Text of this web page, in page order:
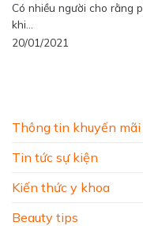
Thông tin khuyến mãi
Tin tức sự kiện
Kiến thức y khoa
Beauty tips
Có nhiều người cho rằng
khi...
20/01/2021